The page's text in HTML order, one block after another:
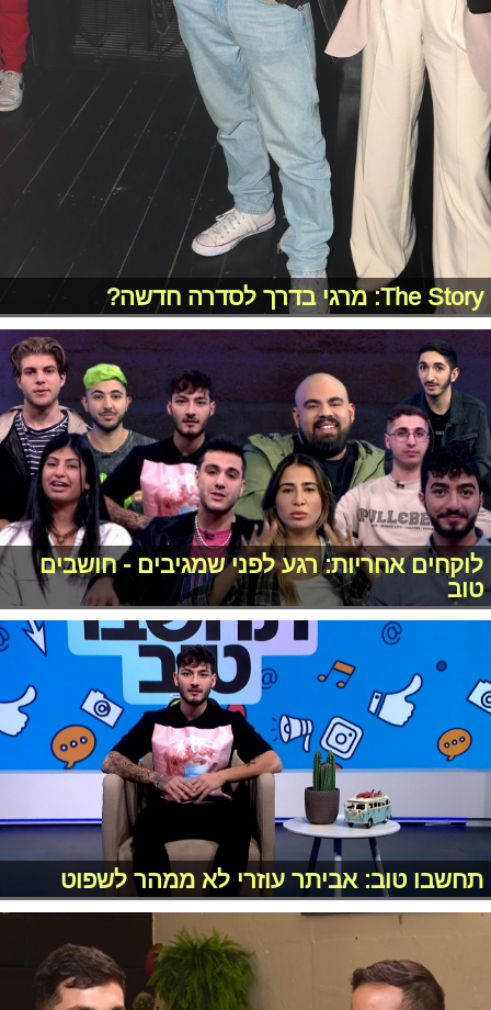
The Story: מרגי בדרך לסדרה חדשה?
לוקחים אחריות: רגע לפני שמגיבים - חושבים
טוב
תחשבו טוב: אביתר עוזרי לא ממהר לשפוט